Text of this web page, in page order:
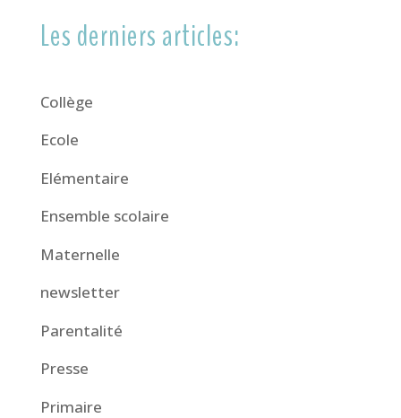
Les derniers articles:
Collège
Ecole
Elémentaire
Ensemble scolaire
Maternelle
newsletter
Parentalité
Presse
Primaire